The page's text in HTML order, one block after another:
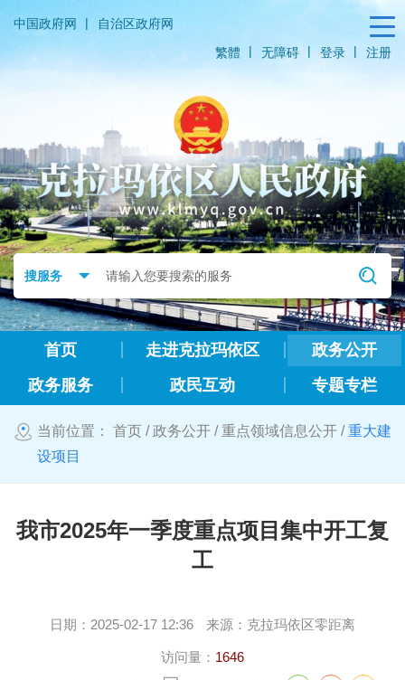
中国政府网 |
自治区政府网
繁體
| 无障碍 | 登录 | 注册
首页 走进克拉玛依区
政务公开
政务服务
政民互动 专题专栏
当前位置： 首页 /政务公开 /重点领域信息公开 /重大建
设项目
我市2025年一季度重点项目集中开工复
工
日期： 2025-02-17 12:36 来源： 克拉玛依区零距离
访问量： 1646